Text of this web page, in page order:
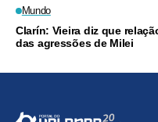
Mundo
Clarín: Vieira diz que
das agressões de Milei